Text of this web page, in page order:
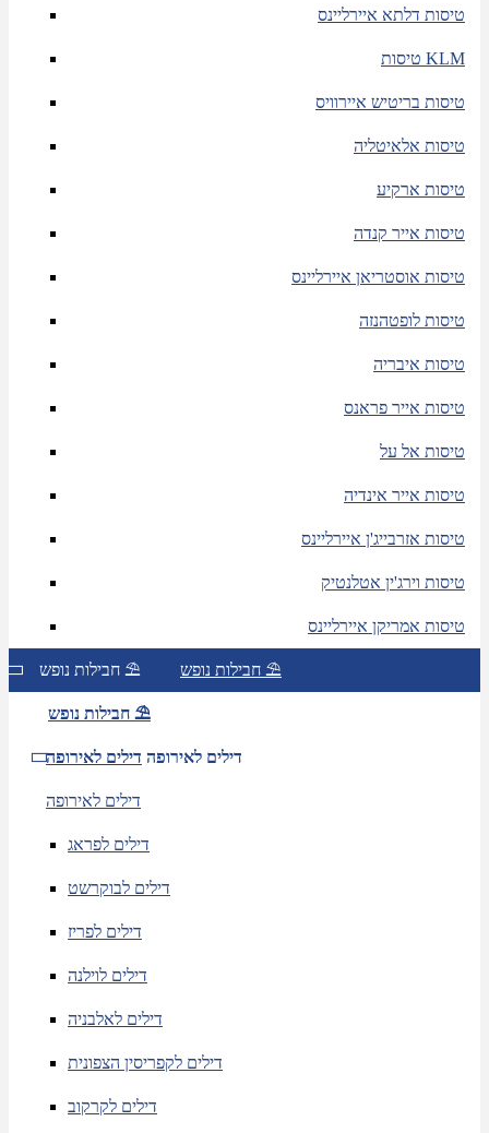
טיסות דלתא איירליינס
טיסות KLM
טיסות בריטיש איירוויס
טיסות אלאיטליה
טיסות ארקיע
טיסות אייר קנדה
טיסות אוסטריאן איירליינס
טיסות לופטהנזה
טיסות איבריה
טיסות אייר פראנס
טיסות אל על
טיסות אייר אינדיה
טיסות אזרבייג'ן איירליינס
טיסות וירג'ין אטלנטיק
טיסות אמריקן איירליינס
חבילות נופש ⛱ חבילות נופש ⛱
חבילות נופש ⛱
דילים לאירופה דילים לאירופה
דילים לאירופה
דילים לפראג
דילים לבוקרשט
דילים לפריז
דילים לוילנה
דילים לאלבניה
דילים לקפריסין הצפונית
דילים לקרקוב